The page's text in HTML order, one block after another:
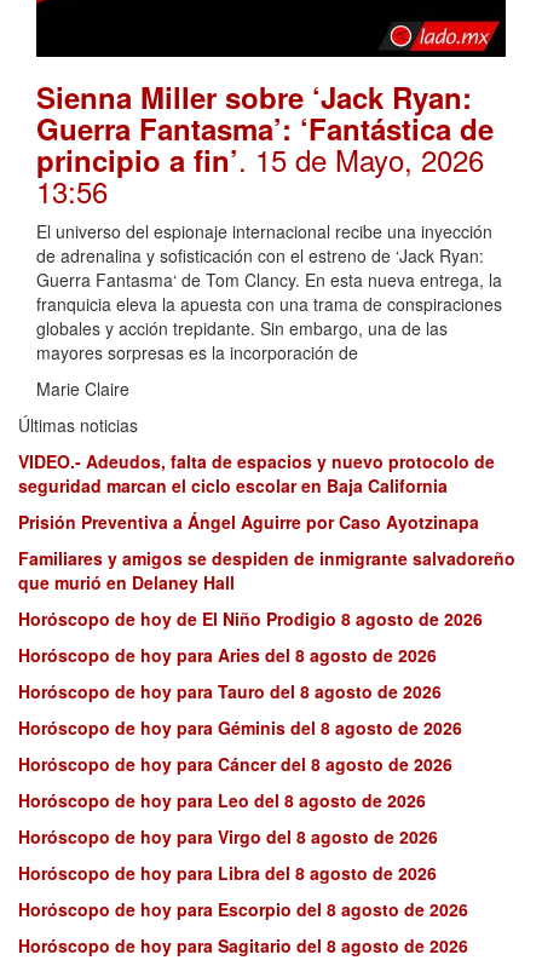
Sienna Miller sobre ‘Jack Ryan:
Guerra Fantasma’: ‘Fantástica de
principio a fin’. 15 de Mayo, 2026
13:56
El universo del espionaje internacional recibe una inyección
de adrenalina y sofisticación con el estreno de ‘Jack Ryan:
Guerra Fantasma‘ de Tom Clancy. En esta nueva entrega, la
franquicia eleva la apuesta con una trama de conspiraciones
globales y acción trepidante. Sin embargo, una de las
mayores sorpresas es la incorporación de
Marie Claire
Últimas noticias
VIDEO.- Adeudos, falta de espacios y nuevo protocolo de
seguridad marcan el ciclo escolar en Baja California
Prisión Preventiva a Ángel Aguirre por Caso Ayotzinapa
Familiares y amigos se despiden de inmigrante salvadoreño
que murió en Delaney Hall
Horóscopo de hoy de El Niño Prodigio 8 agosto de 2026
Horóscopo de hoy para Aries del 8 agosto de 2026
Horóscopo de hoy para Tauro del 8 agosto de 2026
Horóscopo de hoy para Géminis del 8 agosto de 2026
Horóscopo de hoy para Cáncer del 8 agosto de 2026
Horóscopo de hoy para Leo del 8 agosto de 2026
Horóscopo de hoy para Virgo del 8 agosto de 2026
Horóscopo de hoy para Libra del 8 agosto de 2026
Horóscopo de hoy para Escorpio del 8 agosto de 2026
Horóscopo de hoy para Sagitario del 8 agosto de 2026